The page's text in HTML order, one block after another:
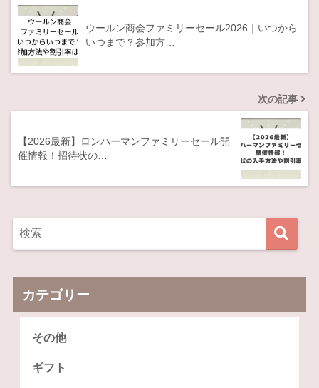
ウールン商会ファミリーセール2026｜いつから
いつまで？参加方…
次の記事
【2026最新】ロンハーマンファミリーセール開
催情報！招待状の…
カテゴリー
その他
ギフト